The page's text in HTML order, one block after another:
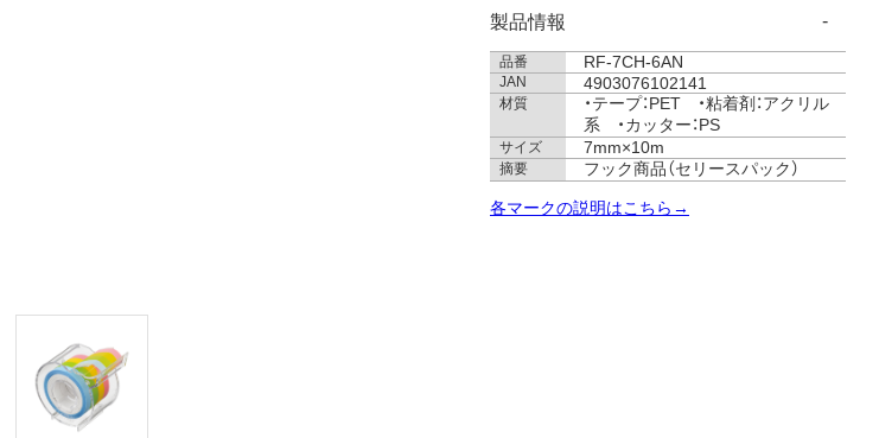
製品情報
品番 RF-7CH-6AN
JAN 4903076102141
材質
・テープ：PET ・粘着剤：アクリル
系 ・カッター：PS
サイズ 7mm×10m
摘要 フック商品（セリースパック）
各マークの説明はこちら→